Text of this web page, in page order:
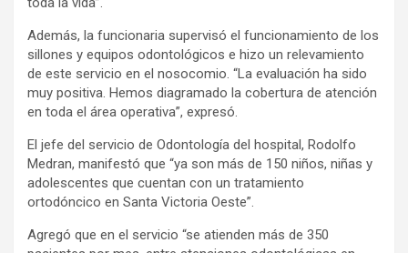
Además, la funcionaria supervisó el funcionamiento de los
sillones y equipos odontológicos e hizo un relevamiento
de este servicio en el nosocomio. “La evaluación ha sido
muy positiva. Hemos diagramado la cobertura de atención
en toda el área operativa”, expresó.
El jefe del servicio de Odontología del hospital, Rodolfo
Medran, manifestó que “ya son más de 150 niños, niñas y
adolescentes que cuentan con un tratamiento
ortodóncico en Santa Victoria Oeste”.
Agregó que en el servicio “se atienden más de 350